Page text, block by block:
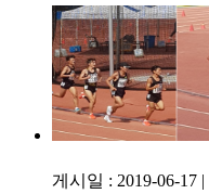
게시일 : 2019-06-17 |